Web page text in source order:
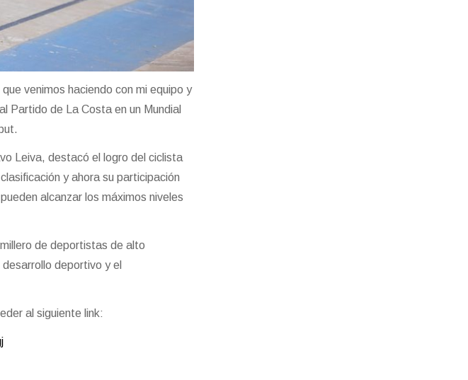
venimos haciendo con mi equipo y
Partido de La Costa en un Mundial
Leiva, destacó el logro del ciclista
y ahora su participación
alcanzar los máximos niveles
de deportistas de alto
deportivo y el
al siguiente link: